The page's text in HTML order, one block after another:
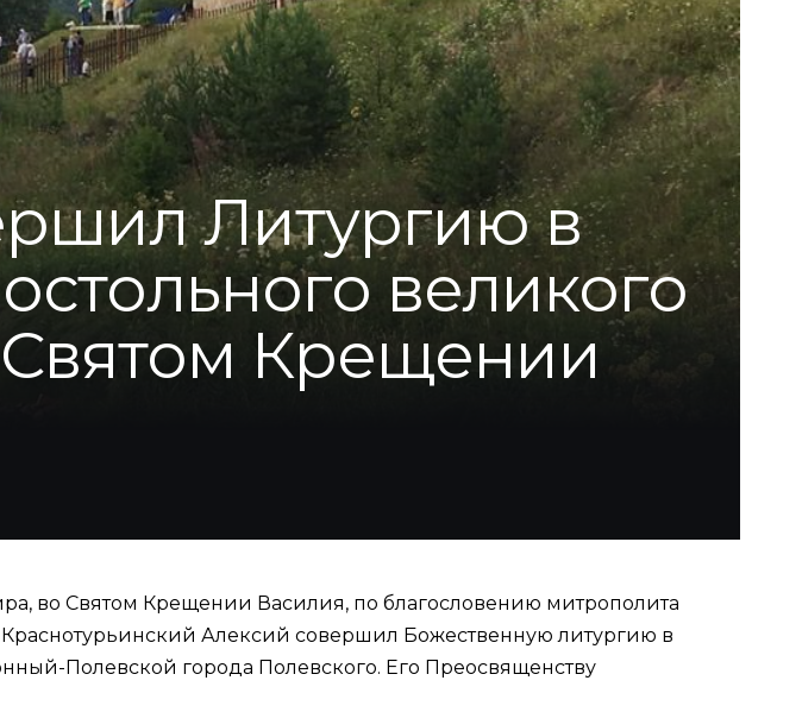
Литургию в
великого
Крещении
во Святом Крещении Василия, по благословению митрополита
Алексий совершил Божественную литургию в
Полевской города Полевского. Его Преосвященству